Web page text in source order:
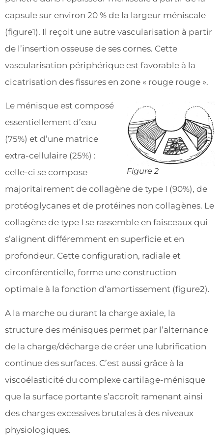
capsule sur environ 20 % de la largeur méniscale
(figure1). Il reçoit une autre vascularisation à partir
de l’insertion osseuse de ses cornes. Cette
vascularisation périphérique est favorable à la
cicatrisation des fissures en zone « rouge rouge ».
Figure 2
Le ménisque est composé
essentiellement d’eau
(75%) et d’une matrice
extra-cellulaire (25%) :
celle-ci se compose
majoritairement de collagène de type I (90%), de
protéoglycanes et de protéines non collagènes. Le
collagène de type I se rassemble en faisceaux qui
s’alignent différemment en superficie et en
profondeur. Cette configuration, radiale et
circonférentielle, forme une construction
optimale à la fonction d’amortissement (figure2).
A la marche ou durant la charge axiale, la
structure des ménisques permet par l’alternance
de la charge/décharge de créer une lubrification
continue des surfaces. C’est aussi grâce à la
viscoélasticité du complexe cartilage-ménisque
que la surface portante s’accroît ramenant ainsi
des charges excessives brutales à des niveaux
physiologiques.